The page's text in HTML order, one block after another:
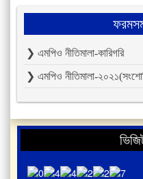
❯ এমপিও নীতিমালা-কারিগরি
❯ এমপিও নীতিমালা-